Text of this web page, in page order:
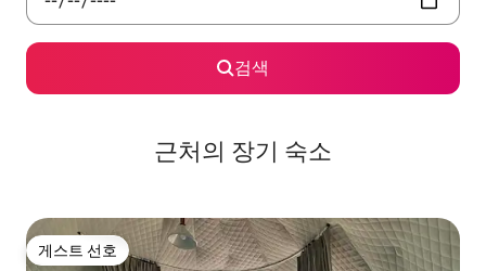
검색
근처의 장기 숙소
게스트 선호
게스트 선호